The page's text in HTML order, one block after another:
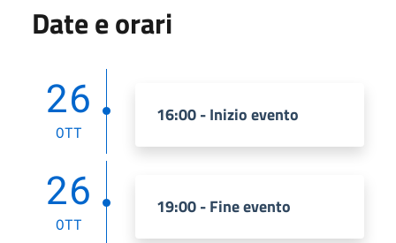
Date e orari
26
OTT
16:00 - Inizio evento
26
OTT
19:00 - Fine evento